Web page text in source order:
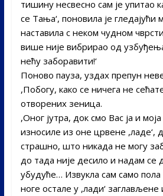
тишину несвесно сам је упитао
се Тања‘, поновила је
наставила с неком чудном
више није вибрирао од
нећу заборавити!‘
Поново пауза, уздах препун
,Побогу, како се ничега не
отворених зеница.
,Оног јутра, док смо Вас ја и
износиле из оне црвене ,ладе‘,
страшно, што никада не могу
до тада није десило и надам се
убудуће… Извукла сам само
ноге остале у ,лади‘